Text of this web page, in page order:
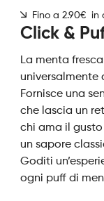
Fino a 2.90€ in
Click &
La menta
universalmente
Fornisce una
che lascia un
chi ama il
un sapore
Goditi
ogni puff di